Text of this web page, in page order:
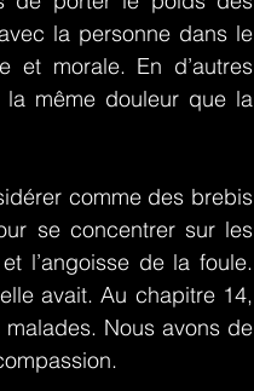
la personne dans le
et morale. En d’autres
la même douleur que la
comme des brebis
se concentrer sur les
l’angoisse de la foule.
avait. Au chapitre 14,
Nous avons de